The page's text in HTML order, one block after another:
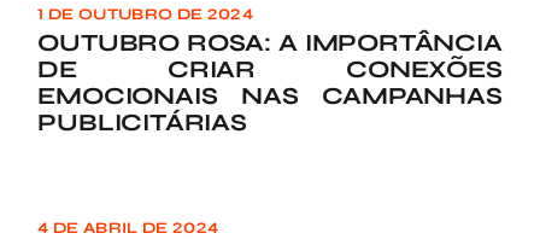
1 DE OUTUBRO DE 2024
OUTUBRO ROSA: A IMPORTÂNCIA
DE CRIAR CONEXÕES
EMOCIONAIS NAS CAMPANHAS
PUBLICITÁRIAS
4 DE ABRIL DE 2024